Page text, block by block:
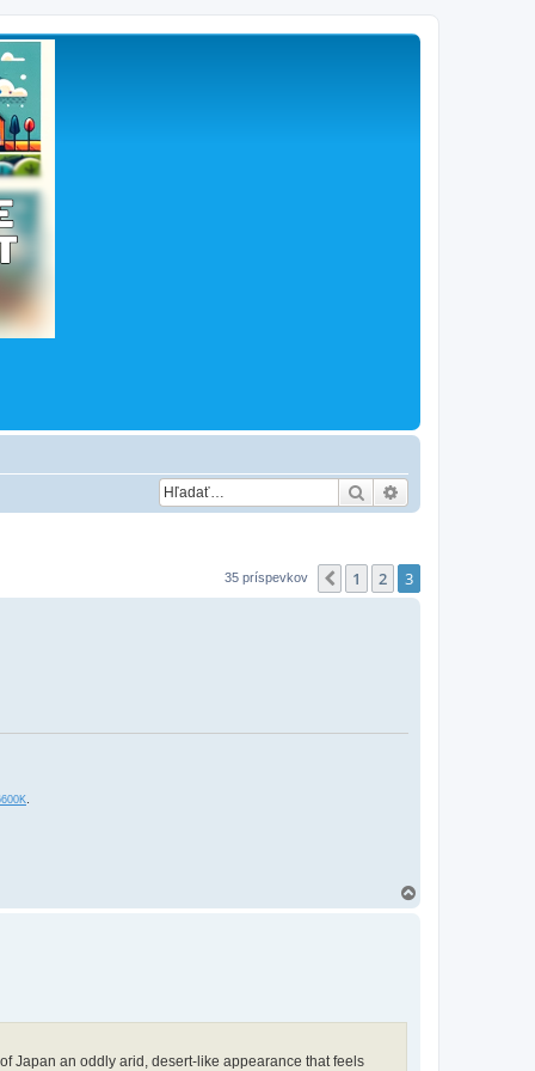
Hľadať
35 príspevkov Predchádzajúci
1 2 3
Japan an oddly arid, desert-like appearance that feels